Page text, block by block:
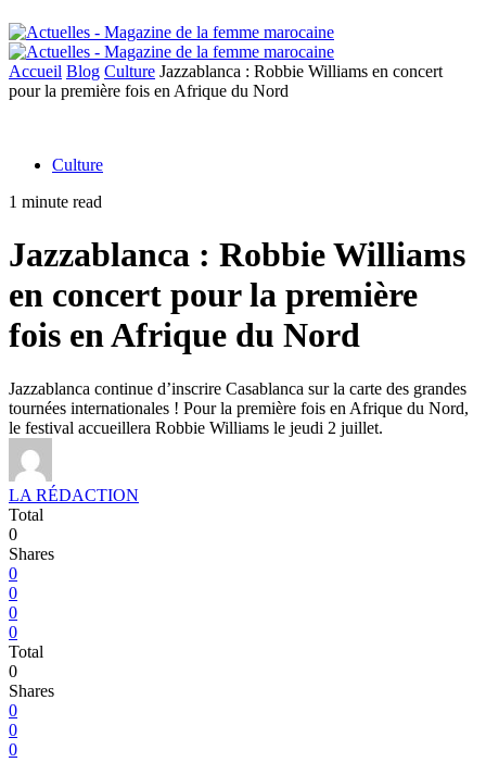
Accueil Blog Culture Jazzablanca : Robbie Williams en concert
pour la première fois en Afrique du Nord
Culture
1 minute read
Jazzablanca : Robbie Williams
en concert pour la première
fois en Afrique du Nord
Jazzablanca continue d’inscrire Casablanca sur la carte des grandes
tournées internationales ! Pour la première fois en Afrique du Nord,
le festival accueillera Robbie Williams le jeudi 2 juillet.
LA RÉDACTION
Total
0
Shares
0
0
0
0
Total
0
Shares
0
0
0